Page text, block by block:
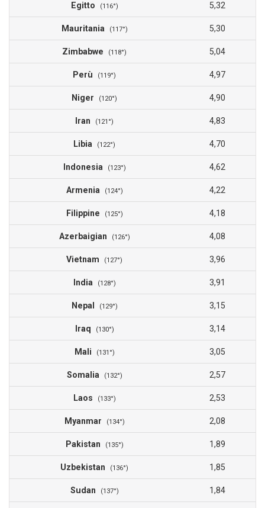
Egitto (116°) 5,32
Mauritania (117°) 5,30
Zimbabwe (118°) 5,04
Perù (119°) 4,97
Niger (120°) 4,90
Iran (121°) 4,83
Libia (122°) 4,70
Indonesia (123°) 4,62
Armenia (124°) 4,22
Filippine (125°) 4,18
Azerbaigian (126°) 4,08
Vietnam (127°) 3,96
India (128°) 3,91
Nepal (129°) 3,15
Iraq (130°) 3,14
Mali (131°) 3,05
Somalia (132°) 2,57
Laos (133°) 2,53
Myanmar (134°) 2,08
Pakistan (135°) 1,89
Uzbekistan (136°) 1,85
Sudan (137°) 1,84